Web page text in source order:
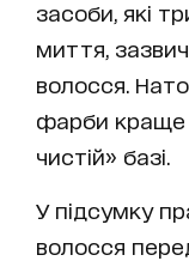
засоби, які
миття,
волосся.
фарби краще
чистій» базі.
У підсумку
волосся